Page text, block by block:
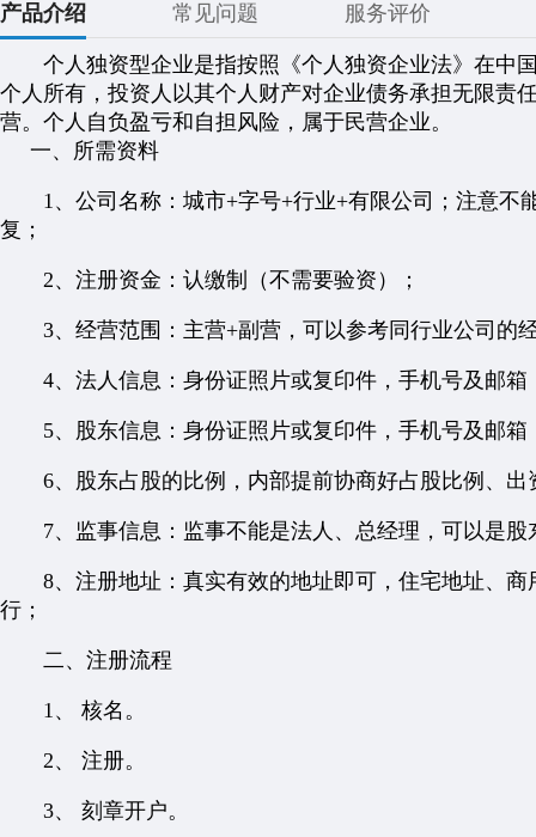
产品介绍 常见问题 服务评价
个人独资型企业是指按照《个人独资企业法》在中
个人所有，投资人以其个人财产对企业债务承担无限责
营。个人自负盈亏和自担风险，属于民营企业。
一、所需资料
1、公司名称：城市+字号+行业+有限公司；注意不
复；
2、注册资金：认缴制（不需要验资）；
3、经营范围：主营+副营，可以参考同行业公司的
4、法人信息：身份证照片或复印件，手机号及邮箱
5、股东信息：身份证照片或复印件，手机号及邮箱
6、股东占股的比例，内部提前协商好占股比例、出
7、监事信息：监事不能是法人、总经理，可以是股
8、注册地址：真实有效的地址即可，住宅地址、商
行；
二、注册流程
1、 核名。
2、 注册。
3、 刻章开户。